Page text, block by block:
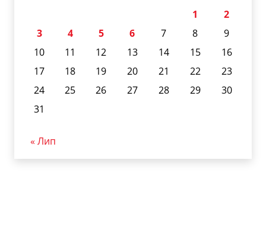
1
2
3
4 5 6 7 8
9
10
11 12 13 14 15
16
17
18 19 20 21 22
23
24
25 26 27 28 29
30
31
« Лип